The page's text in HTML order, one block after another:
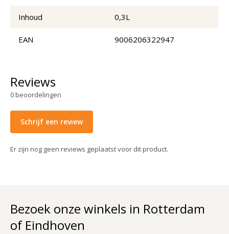
Inhoud 0,3L
EAN 9006206322947
Reviews
0beoordelingen
Schrijf een review
Er zijn nog geen reviews geplaatst voor dit product.
Bezoek onze winkels in Rotterdam
of Eindhoven